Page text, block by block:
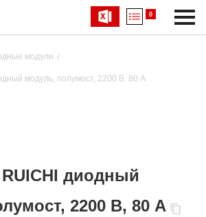
0
модули
модуль, полумост, 2200 В, 80 А
RUICHI диодный
2200 В, 80 А